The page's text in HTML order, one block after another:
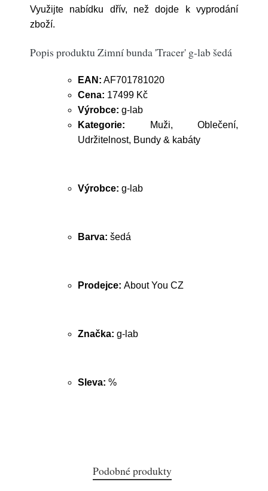
Využijte nabídku dřív, než dojde k vyprodání
zboží.
Popis produktu Zimní bunda 'Tracer' g-lab šedá
EAN: AF701781020
Cena: 17499 Kč
Výrobce: g-lab
Kategorie: Muži, Oblečení,
Udržitelnost, Bundy & kabáty
Výrobce: g-lab
Barva: šedá
Prodejce: About You CZ
Značka: g-lab
Sleva: %
Podobné produkty